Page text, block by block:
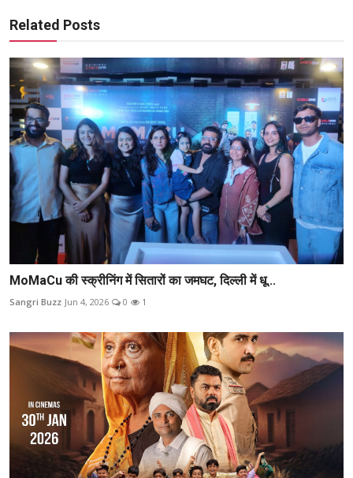
Related Posts
MoMaCu की स्क्रीनिंग में सितारों का जमघट, दिल्ली में धू...
Sangri Buzz Jun 4, 2026 0 1